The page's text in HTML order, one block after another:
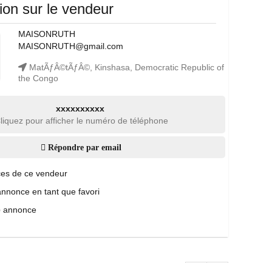
sur le vendeur
MAISONRUTH
MAISONRUTH@gmail.com
MatÃƒÂ©tÃƒÂ©, Kinshasa, Democratic Republic of
the Congo
xxxxxxxxxx
pour afficher le numéro de téléphone
Répondre par email
de ce vendeur
en tant que favori
annonce